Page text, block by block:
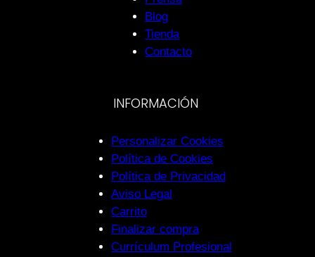
Blog
Tienda
Contacto
INFORMACIÓN
Personalizar Cookies
Política de Cookies
Política de Privacidad
Aviso Legal
Carrito
Finalizar compra
Currículum Profesional